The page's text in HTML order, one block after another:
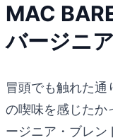
MAC
バージニ
冒頭でも触れた通
の喫味を感じたか
ージニア・ブレン